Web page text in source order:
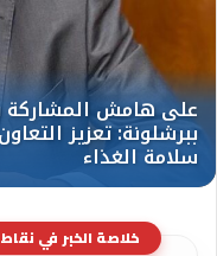
خلاصة الخبر في نقاط